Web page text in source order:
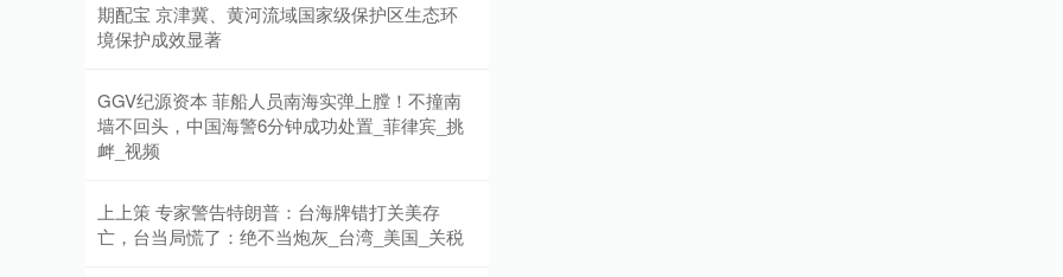
期配宝 京津冀、黄河流域国家级保护区生态环
境保护成效显著
GGV纪源资本 菲船人员南海实弹上膛！不撞南
墙不回头，中国海警6分钟成功处置_菲律宾_挑
衅_视频
上上策 专家警告特朗普：台海牌错打关美存
亡，台当局慌了：绝不当炮灰_台湾_美国_关税